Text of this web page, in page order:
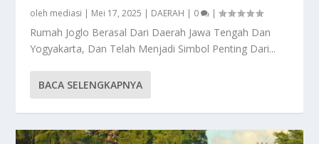
oleh mediasi | Mei 17, 2025 | DAERAH | 0 |
Rumah Joglo Berasal Dari Daerah Jawa Tengah Dan
Yogyakarta, Dan Telah Menjadi Simbol Penting Dari...
BACA SELENGKAPNYA